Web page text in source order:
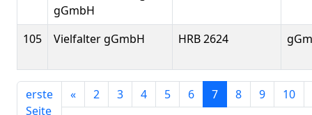
gGmbH
105 Vielfalter gGmbH HRB 2624
erste
Seite
« 2 3 4 5 6 7 8 9 10